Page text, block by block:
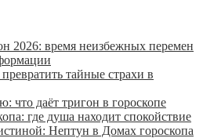
2026: время неизбежных перемен
тайные страхи в
что даёт тригон в гороскопе
где душа находит спокойствие
Нептун в Домах гороскопа